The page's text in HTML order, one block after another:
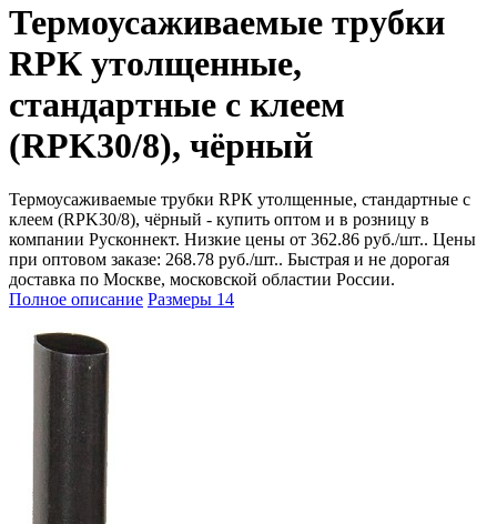
Термоусаживаемые трубки
RPК утолщенные,
стандартные с клеем
(RPK30/8), чёрный
Термоусаживаемые трубки RPК утолщенные, стандартные с
клеем (RPK30/8), чёрный - купить оптом и в розницу в
компании Русконнект. Низкие цены от 362.86 руб./шт.. Цены
при оптовом заказе: 268.78 руб./шт.. Быстрая и не дорогая
доставка по Москве, московской областии России.
Полное описание Размеры 14